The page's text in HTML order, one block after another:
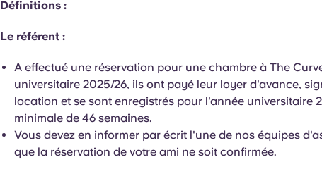
Définitions :
Le référent :
A effectué une réservation pour une chambre à The
universitaire 2025/26, ils ont payé leur loyer d'avance,
location et se sont enregistrés pour l'année universitaire
minimale de 46 semaines.
Vous devez en informer par écrit l'une de nos équipes
que la réservation de votre ami ne soit confirmée.